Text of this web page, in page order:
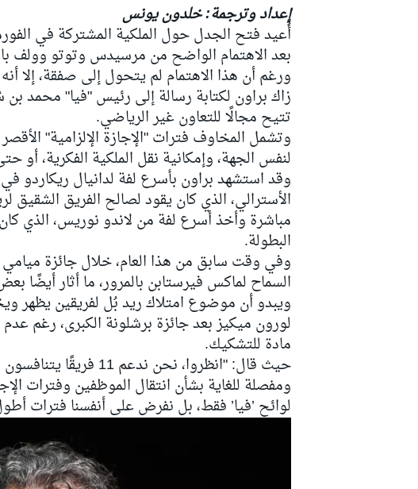
سباقات التحمّل
إعداد وترجمة: خلدون يونس
بعد الاهتمام الواضح من مرسيدس وتوتو وولف
ورغم أن هذا الاهتمام لم يتحول إلى صفقة، إلا
زاك براون لكتابة رسالة إلى رئيس "فيا" محمد بن
تتيح مجالًا للتعاون غير الرياضي.
وتشمل المخاوف فترات "الإجازة الإلزامية"
لنفس الجهة، وإمكانية نقل الملكية الفكرية، أو
الأسترالي، الذي كان يقود لصالح الفريق الشقيق
مباشرة وأخذ أسرع لفة من لاندو نوريس، الذي
البطولة.
وفي وقت سابق من هذا العام، خلال جائزة
السماح لماكس فيرستابن بالمرور، ما أثار أيضًا
ويبدو أن موضوع امتلاك ريد بُل لفريقين يظهر
لورون ميكيز بعد جائزة برشلونة الكبرى، رغم
مادة للتشكيك.
حيث قال: "انظروا، نحن
ومفصلة للغاية بشأن انتقال الموظفين وفترات
لوائح ’فيا’ فقط، بل نفرض على أنفسنا فترات